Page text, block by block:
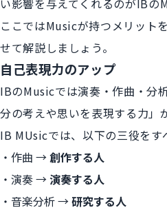
ここではMusicが持つメリット
せて解説しましょう。
自己表現力のアップ
IBのMusicでは演奏・作曲・分
分の考えや思いを表現する力」
IB MUsicでは、以下の三役をす
作曲 →創作する人
演奏 →演奏する人
音楽分析 →研究する人